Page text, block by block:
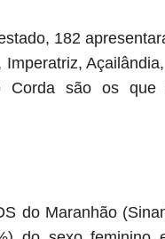
182
são os que
do Maranhão